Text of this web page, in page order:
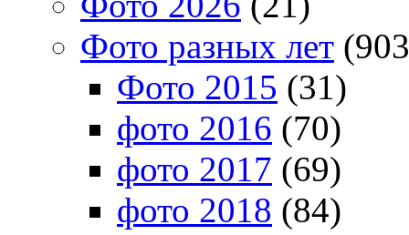
Фото разных лет
Фото 2015 (31)
фото 2016 (70)
фото 2017 (69)
фото 2018 (84)